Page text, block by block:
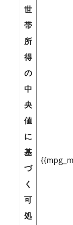
世
帯
所
得
の
中
央
値
に
基
づ
く
可
処